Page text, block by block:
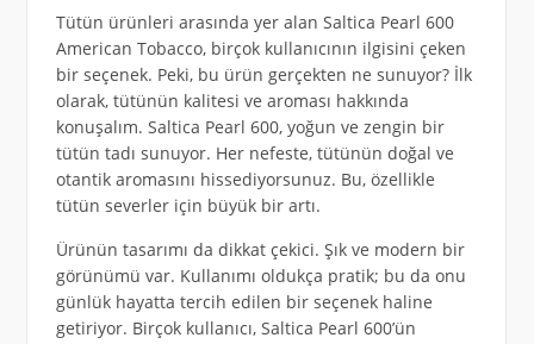
Tütün ürünleri arasında yer alan Saltica Pearl 600
American Tobacco, birçok kullanıcının ilgisini çeken
bir seçenek. Peki, bu ürün gerçekten ne sunuyor? İlk
olarak, tütünün kalitesi ve aroması hakkında
konuşalım. Saltica Pearl 600, yoğun ve zengin bir
tütün tadı sunuyor. Her nefeste, tütünün doğal ve
otantik aromasını hissediyorsunuz. Bu, özellikle
tütün severler için büyük bir artı.
Ürünün tasarımı da dikkat çekici. Şık ve modern bir
görünümü var. Kullanımı oldukça pratik; bu da onu
günlük hayatta tercih edilen bir seçenek haline
getiriyor. Birçok kullanıcı, Saltica Pearl 600’ün